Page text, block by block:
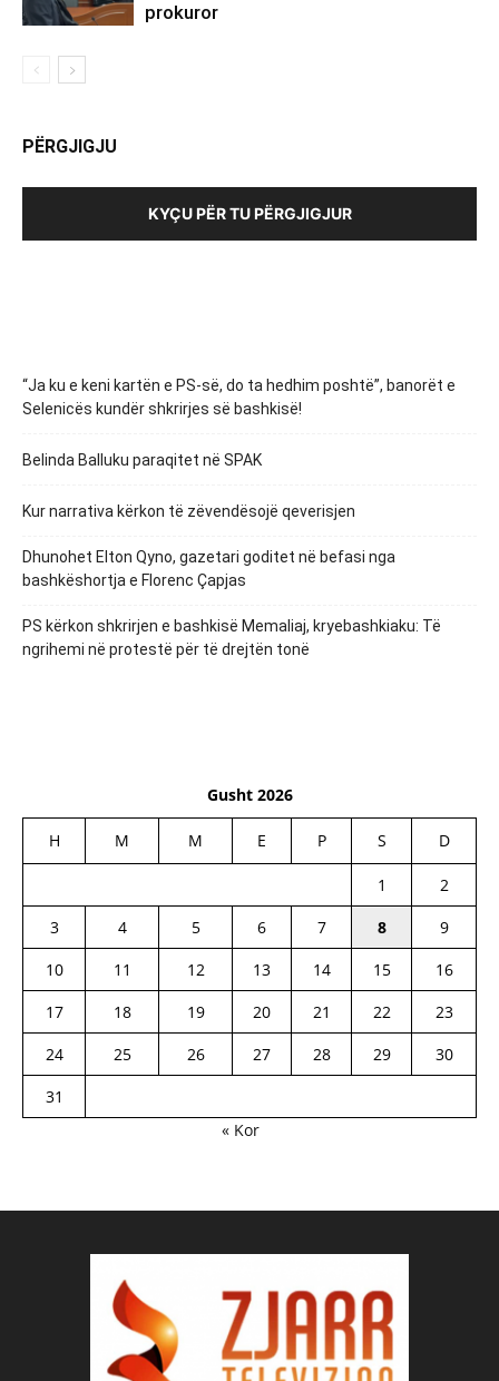
prokuror
PËRGJIGJU
KYÇU PËR TU PËRGJIGJUR
“Ja ku e keni kartën e PS-së, do ta hedhim poshtë”, banorët e
Selenicës kundër shkrirjes së bashkisë!
Belinda Balluku paraqitet në SPAK
Kur narrativa kërkon të zëvendësojë qeverisjen
Dhunohet Elton Qyno, gazetari goditet në befasi nga
bashkëshortja e Florenc Çapjas
PS kërkon shkrirjen e bashkisë Memaliaj, kryebashkiaku: Të
ngrihemi në protestë për të drejtën tonë
Gusht 2026
H M M E P S D
1
2
3
4 5 6 7 8
9
10
11 12 13 14 15
16
17
18 19 20 21 22
23
24
25 26 27 28 29
30
31
« Kor